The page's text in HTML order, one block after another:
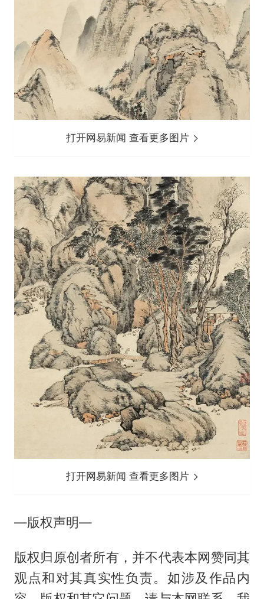
打开网易新闻 查看更多图片
打开网易新闻 查看更多图片
—版权声明—
版权归原创者所有，并不代表本网赞同其
观点和对其真实性负责。如涉及作品内